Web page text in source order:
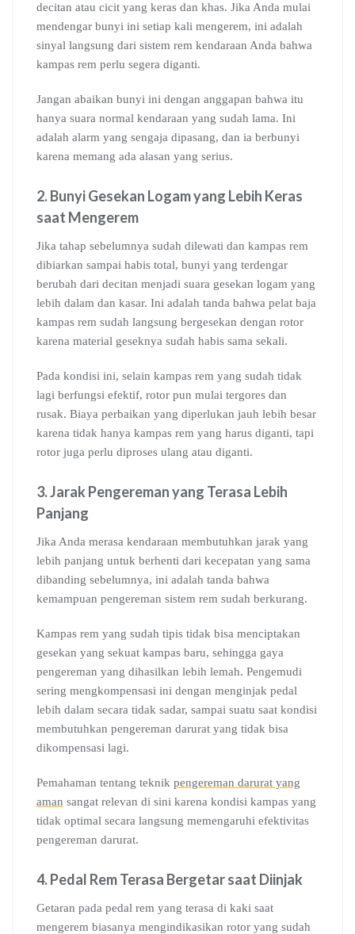
decitan atau cicit yang keras dan khas. Jika Anda mulai
mendengar bunyi ini setiap kali mengerem, ini adalah
sinyal langsung dari sistem rem kendaraan Anda bahwa
kampas rem perlu segera diganti.
Jangan abaikan bunyi ini dengan anggapan bahwa itu
hanya suara normal kendaraan yang sudah lama. Ini
adalah alarm yang sengaja dipasang, dan ia berbunyi
karena memang ada alasan yang serius.
2. Bunyi Gesekan Logam yang Lebih Keras
saat Mengerem
Jika tahap sebelumnya sudah dilewati dan kampas rem
dibiarkan sampai habis total, bunyi yang terdengar
berubah dari decitan menjadi suara gesekan logam yang
lebih dalam dan kasar. Ini adalah tanda bahwa pelat baja
kampas rem sudah langsung bergesekan dengan rotor
karena material geseknya sudah habis sama sekali.
Pada kondisi ini, selain kampas rem yang sudah tidak
lagi berfungsi efektif, rotor pun mulai tergores dan
rusak. Biaya perbaikan yang diperlukan jauh lebih besar
karena tidak hanya kampas rem yang harus diganti, tapi
rotor juga perlu diproses ulang atau diganti.
3. Jarak Pengereman yang Terasa Lebih
Panjang
Jika Anda merasa kendaraan membutuhkan jarak yang
lebih panjang untuk berhenti dari kecepatan yang sama
dibanding sebelumnya, ini adalah tanda bahwa
kemampuan pengereman sistem rem sudah berkurang.
Kampas rem yang sudah tipis tidak bisa menciptakan
gesekan yang sekuat kampas baru, sehingga gaya
pengereman yang dihasilkan lebih lemah. Pengemudi
sering mengkompensasi ini dengan menginjak pedal
lebih dalam secara tidak sadar, sampai suatu saat kondisi
membutuhkan pengereman darurat yang tidak bisa
dikompensasi lagi.
Pemahaman tentang teknik pengereman darurat yang
aman sangat relevan di sini karena kondisi kampas yang
tidak optimal secara langsung memengaruhi efektivitas
pengereman darurat.
4. Pedal Rem Terasa Bergetar saat Diinjak
Getaran pada pedal rem yang terasa di kaki saat
mengerem biasanya mengindikasikan rotor yang sudah